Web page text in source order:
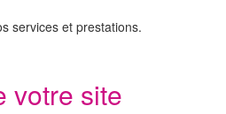
services et prestations.
votre site